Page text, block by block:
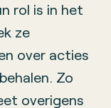
rol is in het
ze
over acties
Zo
overigens